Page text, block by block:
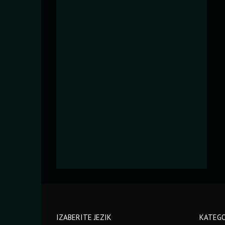
IZABERITE JEZIK